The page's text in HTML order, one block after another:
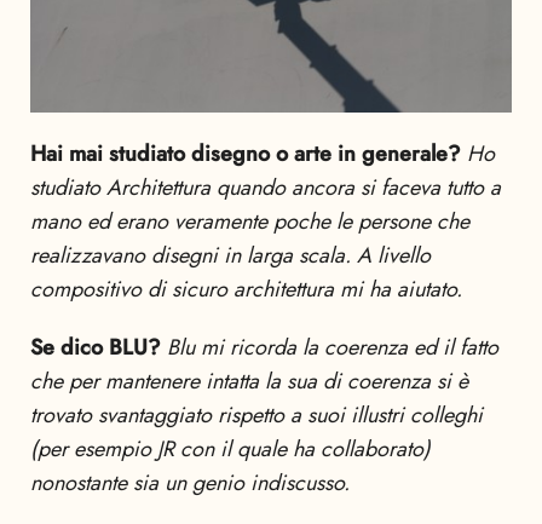
Hai mai studiato disegno o arte in generale? Ho
studiato Architettura quando ancora si faceva tutto a
mano ed erano veramente poche le persone che
realizzavano disegni in larga scala. A livello
compositivo di sicuro architettura mi ha aiutato.
Se dico BLU? Blu mi ricorda la coerenza ed il fatto
che per mantenere intatta la sua di coerenza si è
trovato svantaggiato rispetto a suoi illustri colleghi
(per esempio JR con il quale ha collaborato)
nonostante sia un genio indiscusso.